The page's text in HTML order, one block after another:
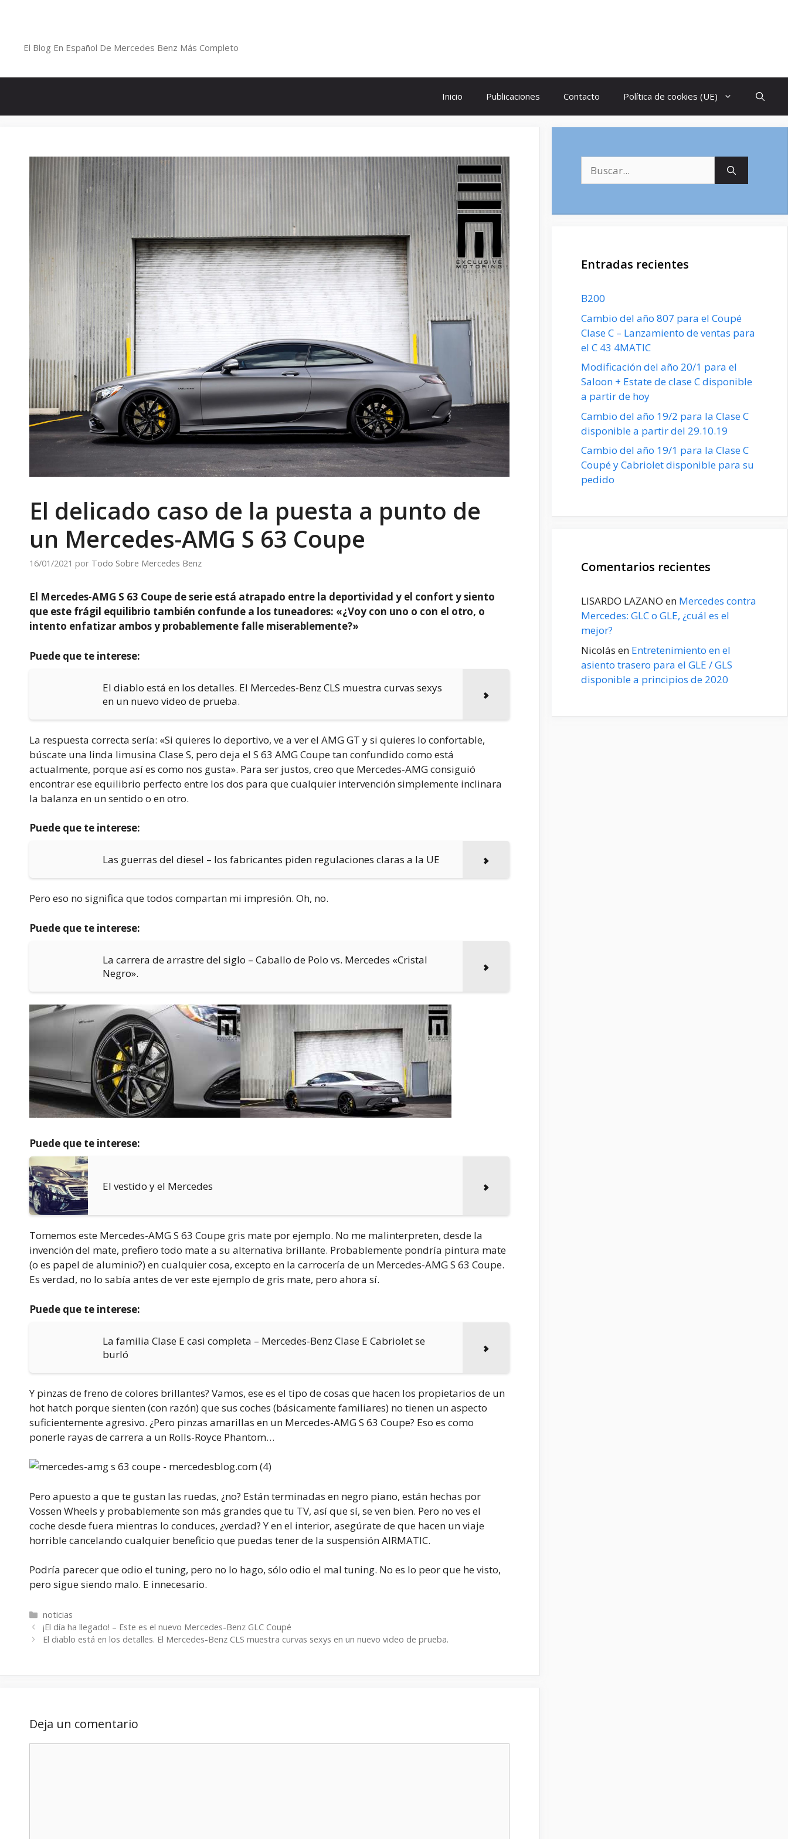
El Blog En Español De Mercedes Benz Más Completo
Inicio Publicaciones Contacto Política de cookies (UE)
El delicado caso de la puesta a punto de
un Mercedes-AMG S 63 Coupe
16/01/2021 por Todo Sobre Mercedes Benz
El Mercedes-AMG S 63 Coupe de serie está atrapado entre la deportividad y el confort y siento
que este frágil equilibrio también confunde a los tuneadores: «¿Voy con uno o con el otro, o
intento enfatizar ambos y probablemente falle miserablemente?»
Puede que te interese:
El diablo está en los detalles. El Mercedes-Benz CLS muestra curvas sexys
en un nuevo video de prueba.
La respuesta correcta sería: «Si quieres lo deportivo, ve a ver el AMG GT y si quieres lo confortable,
búscate una linda limusina Clase S, pero deja el S 63 AMG Coupe tan confundido como está
actualmente, porque así es como nos gusta». Para ser justos, creo que Mercedes-AMG consiguió
encontrar ese equilibrio perfecto entre los dos para que cualquier intervención simplemente inclinara
la balanza en un sentido o en otro.
Puede que te interese:
Las guerras del diesel – los fabricantes piden regulaciones claras a la UE
Pero eso no significa que todos compartan mi impresión. Oh, no.
Puede que te interese:
La carrera de arrastre del siglo – Caballo de Polo vs. Mercedes «Cristal
Negro».
Puede que te interese:
El vestido y el Mercedes
Tomemos este Mercedes-AMG S 63 Coupe gris mate por ejemplo. No me malinterpreten, desde la
invención del mate, prefiero todo mate a su alternativa brillante. Probablemente pondría pintura mate
(o es papel de aluminio?) en cualquier cosa, excepto en la carrocería de un Mercedes-AMG S 63 Coupe.
Es verdad, no lo sabía antes de ver este ejemplo de gris mate, pero ahora sí.
Puede que te interese:
La familia Clase E casi completa – Mercedes-Benz Clase E Cabriolet se
burló
Y pinzas de freno de colores brillantes? Vamos, ese es el tipo de cosas que hacen los propietarios de un
hot hatch porque sienten (con razón) que sus coches (básicamente familiares) no tienen un aspecto
suficientemente agresivo. ¿Pero pinzas amarillas en un Mercedes-AMG S 63 Coupe? Eso es como
ponerle rayas de carrera a un Rolls-Royce Phantom…
Pero apuesto a que te gustan las ruedas, ¿no? Están terminadas en negro piano, están hechas por
Vossen Wheels y probablemente son más grandes que tu TV, así que sí, se ven bien. Pero no ves el
coche desde fuera mientras lo conduces, ¿verdad? Y en el interior, asegúrate de que hacen un viaje
horrible cancelando cualquier beneficio que puedas tener de la suspensión AIRMATIC.
Podría parecer que odio el tuning, pero no lo hago, sólo odio el mal tuning. No es lo peor que he visto,
pero sigue siendo malo. E innecesario.
Categorías
noticias
¡El día ha llegado! – Este es el nuevo Mercedes-Benz GLC Coupé
El diablo está en los detalles. El Mercedes-Benz CLS muestra curvas sexys en un nuevo video de prueba.
Deja un comentario
Entradas recientes
B200
Cambio del año 807 para el Coupé
Clase C – Lanzamiento de ventas para
el C 43 4MATIC
Modificación del año 20/1 para el
Saloon + Estate de clase C disponible
a partir de hoy
Cambio del año 19/2 para la Clase C
disponible a partir del 29.10.19
Cambio del año 19/1 para la Clase C
Coupé y Cabriolet disponible para su
pedido
Comentarios recientes
LISARDO LAZANO en Mercedes contra
Mercedes: GLC o GLE, ¿cuál es el
mejor?
Nicolás en Entretenimiento en el
asiento trasero para el GLE / GLS
disponible a principios de 2020